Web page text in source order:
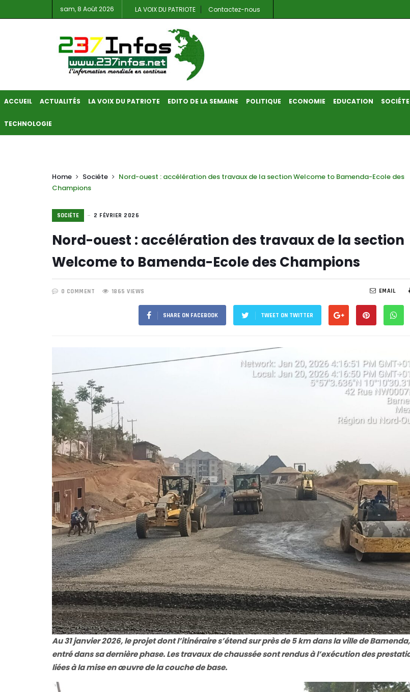
sam, 8 Août 2026 LA VOIX DU PATRIOTE Contactez-nous
ACCUEIL ACTUALITÉS LA VOIX DU PATRIOTE EDITO DE LA SEMAINE POLITIQUE ECONOMIE EDUCATION SOCIÉTE
TECHNOLOGIE
Home Sociéte
Nord-ouest : accélération des travaux de la section Welcome to Bamenda-Ecole des
Champions
SOCIÉTE 2 FÉVRIER 2026
Nord-ouest : accélération des travaux de la section
Welcome to Bamenda-Ecole des Champions
0 COMMENT 1865 VIEWS EMAIL
SHARE ON FACEBOOK TWEET ON TWITTER
Au 31 janvier 2026, le projet dont l’itinéraire s’étend sur près de 5 km dans la ville de
entré dans sa dernière phase. Les travaux de chaussée sont rendus à l’exécution des
liées à la mise en œuvre de la couche de base.